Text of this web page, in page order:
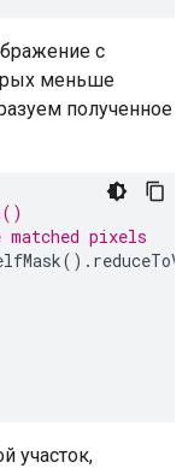
с
меньше
полученное
pixels
().
участок,